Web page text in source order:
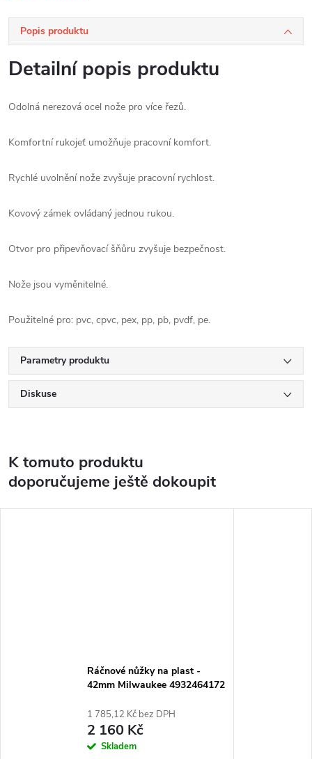
Popis produktu
Detailní popis produktu
Odolná nerezová ocel nože pro více řezů.
Komfortní rukojeť umožňuje pracovní komfort.
Rychlé uvolnění nože zvyšuje pracovní rychlost.
Kovový zámek ovládaný jednou rukou.
Otvor pro připevňovací šňůru zvyšuje bezpečnost.
Nože jsou vyměnitelné.
Použitelné pro: pvc, cpvc, pex, pp, pb, pvdf, pe.
Parametry produktu
Diskuse
K tomuto produktu
doporučujeme ještě dokoupit
Ráčnové nůžky na plast -
42mm Milwaukee 4932464172
1 785,12 Kč bez DPH
2 160 Kč
Skladem